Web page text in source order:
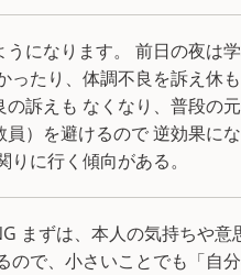
になります。 前日の夜は
たり、体調不良を訴え休も
訴えも なくなり、普段の元
）を避けるので 逆効果に
に行く傾向がある。
まずは、本人の気持ちや意
で、小さいことでも「自